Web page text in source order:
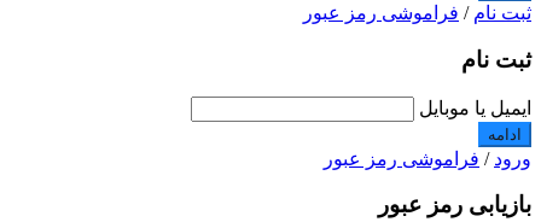
ثبت نام / فراموشی رمز عبور
ثبت نام
ایمیل یا موبایل
ادامه
ورود / فراموشی رمز عبور
بازیابی رمز عبور